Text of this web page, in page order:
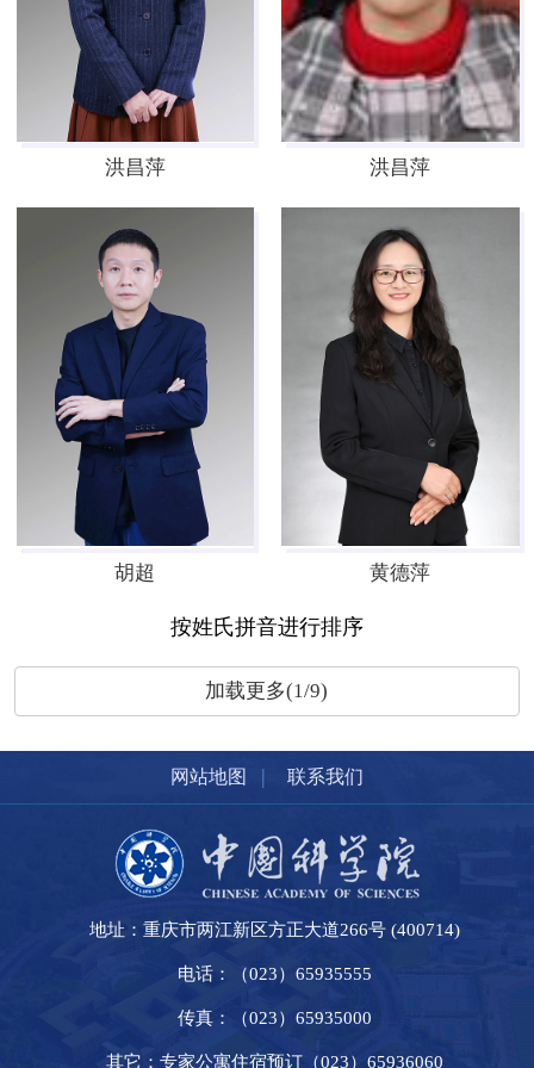
洪昌萍 洪昌萍
胡超 黄德萍
按姓氏拼音进行排序
加载更多(1/9)
网站地图 | 联系我们
地址：重庆市两江新区方正大道266号 (400714)
电话：（023）65935555
传真：（023）65935000
其它：专家公寓住宿预订（023）65936060